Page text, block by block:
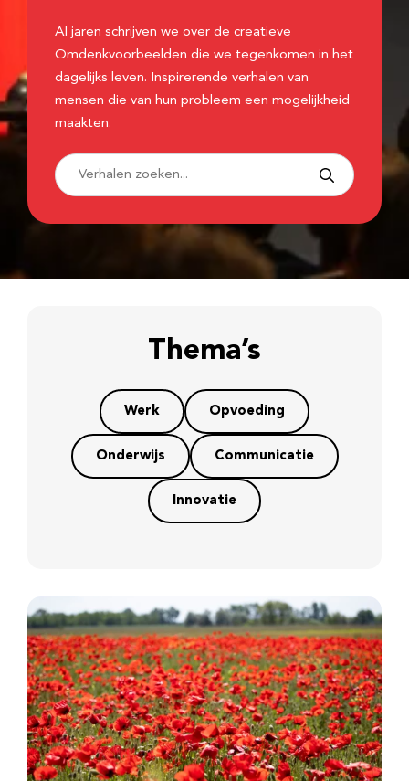
Al jaren schrijven we over de creatieve
Omdenkvoorbeelden die we tegenkomen in het
dagelijks leven. Inspirerende verhalen van
mensen die van hun probleem een mogelijkheid
maakten.
Thema’s
Werk Opvoeding
Onderwijs Communicatie
Innovatie